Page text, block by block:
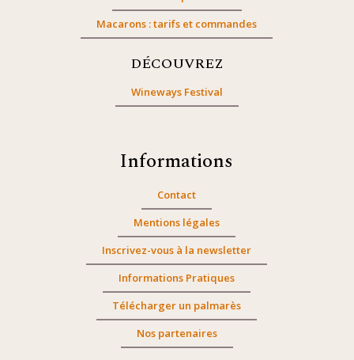
Macarons : tarifs et commandes
DÉCOUVREZ
Wineways Festival
Informations
Contact
Mentions légales
Inscrivez-vous à la newsletter
Informations Pratiques
Télécharger un palmarès
Nos partenaires